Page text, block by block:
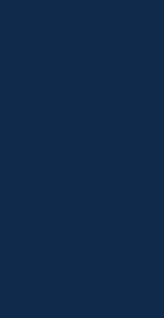
。由於不需使用油來潤滑
300。當機體內部溫度過高